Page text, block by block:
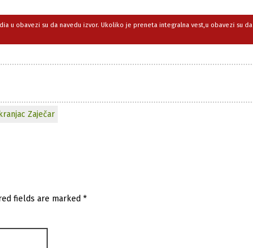
u obavezi su da navedu izvor. Ukoliko je preneta integralna vest,u obavezi su da
Zaječar
fields are marked *